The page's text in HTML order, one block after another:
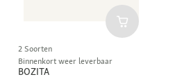
2 Soorten
Binnenkort weer leverbaar
BOZITA